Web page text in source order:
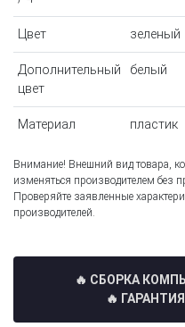
Цвет зеленый
Дополнительный
цвет
белый
Материал пластик
Внимание! Внешний вид товара,
изменяться производителем без
Проверяйте заявленные
производителей.
🔥 СБОРКА
🔥